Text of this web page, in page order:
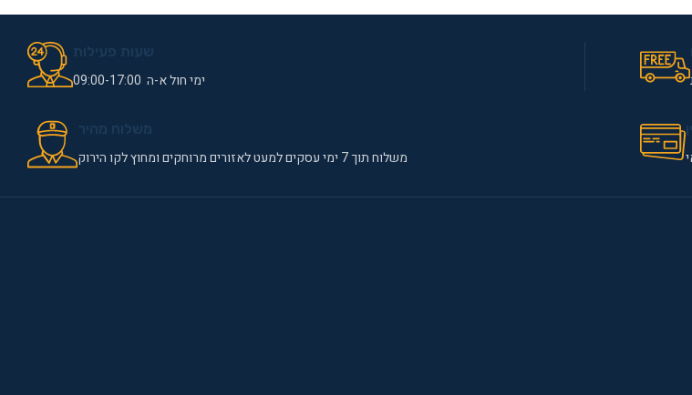
ימי חול א-ה 09:00-17:00
משלוח תוך 7 ימי עסקים למעט לאזורים מרוחקים ומחוץ לקו הירוק